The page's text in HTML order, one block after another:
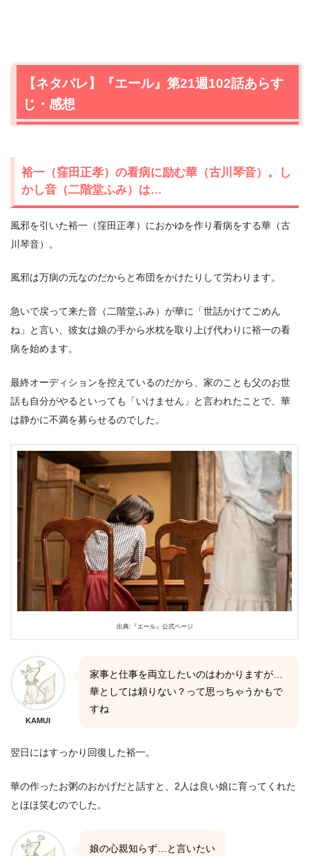
【ネタバレ】『エール』第21週102話あらす
じ・感想
裕一（窪田正孝）の看病に励む華（古川琴音）。し
かし音（二階堂ふみ）は…
風邪を引いた裕一（窪田正孝）におかゆを作り看病をする華（古
川琴音）。
風邪は万病の元なのだからと布団をかけたりして労わります。
急いで戻って来た音（二階堂ふみ）が華に「世話かけてごめん
ね」と言い、彼女は娘の手から水枕を取り上げ代わりに裕一の看
病を始めます。
最終オーディションを控えているのだから、家のことも父のお世
話も自分がやるといっても「いけません」と言われたことで、華
は静かに不満を募らせるのでした。
出典:『エール』公式ページ
KAMUI
家事と仕事を両立したいのはわかりますが…
華としては頼りない？って思っちゃうかもで
すね
翌日にはすっかり回復した裕一。
華の作ったお粥のおかげだと話すと、2人は良い娘に育ってくれた
とほほ笑むのでした。
娘の心親知らず…と言いたい